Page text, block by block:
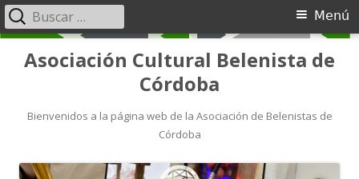
Asociación Cultural Belenista de
Córdoba
Bienvenidos a la página web de la Asociación de Belenistas de
Córdoba
Menú